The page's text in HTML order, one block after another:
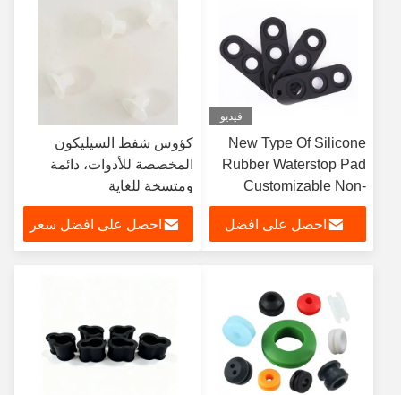
فيديو
New Type Of Silicone
Rubber Waterstop Pad
Customizable Non-
Standard Flexible
Silicone Rubber Product
Parts
احصل على افضل
كؤوس شفط السيليكون
المخصصة للأدوات، دائمة
ومتسخة للغاية
احصل على افضل سعر